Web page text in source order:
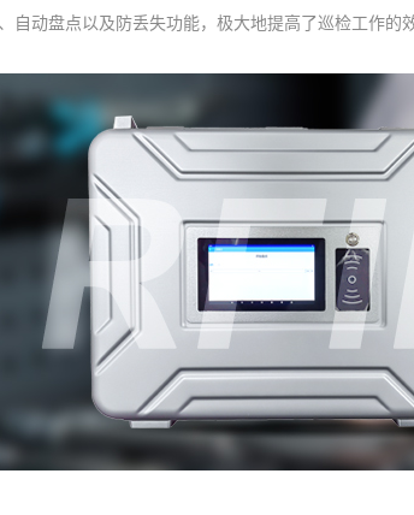
自动盘点以及防丢失功能，极大地提高了巡检工作的